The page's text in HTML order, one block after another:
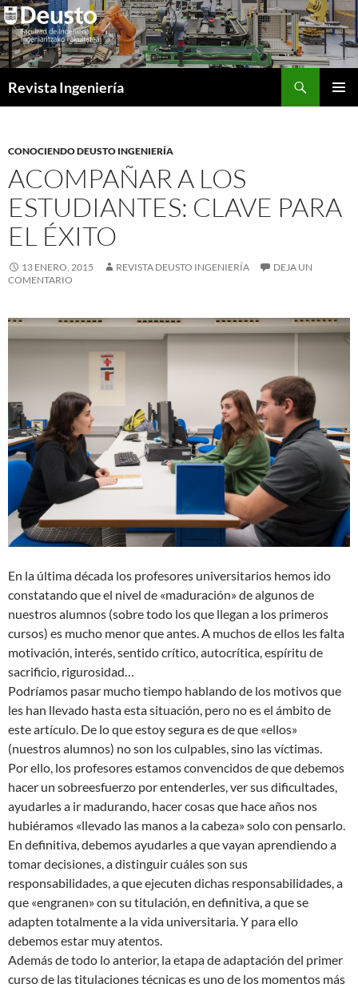
Saltar
al
contenido
Revista Ingeniería
CONOCIENDO DEUSTO INGENIERÍA
ACOMPAÑAR A LOS
ESTUDIANTES: CLAVE PARA
EL ÉXITO
13 ENERO, 2015 REVISTA DEUSTO INGENIERÍA
DEJA UN
COMENTARIO
En la última década los profesores universitarios hemos ido
constatando que el nivel de «maduración» de algunos de
nuestros alumnos (sobre todo los que llegan a los primeros
cursos) es mucho menor que antes. A muchos de ellos les falta
motivación, interés, sentido crítico, autocrítica, espíritu de
sacrificio, rigurosidad…
Podríamos pasar mucho tiempo hablando de los motivos que
les han llevado hasta esta situación, pero no es el ámbito de
este artículo. De lo que estoy segura es de que «ellos»
(nuestros alumnos) no son los culpables, sino las víctimas.
Por ello, los profesores estamos convencidos de que debemos
hacer un sobreesfuerzo por entenderles, ver sus dificultades,
ayudarles a ir madurando, hacer cosas que hace años nos
hubiéramos «llevado las manos a la cabeza» solo con pensarlo.
En definitiva, debemos ayudarles a que vayan aprendiendo a
tomar decisiones, a distinguir cuáles son sus
responsabilidades, a que ejecuten dichas responsabilidades, a
que «engranen» con su titulación, en definitiva, a que se
adapten totalmente a la vida universitaria. Y para ello
debemos estar muy atentos.
Además de todo lo anterior, la etapa de adaptación del primer
curso de las titulaciones técnicas es uno de los momentos más